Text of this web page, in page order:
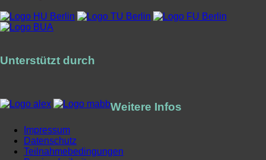
Unterstützt durch
Weitere Infos
Impressum
Datenschutz
Teilnahmebedingungen